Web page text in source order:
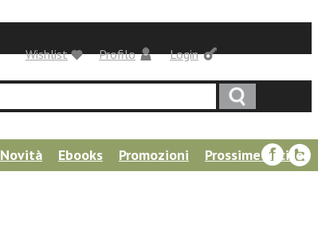
Login
Profilo
Wishlist
Novità Ebooks Promozioni
Prossime uscite